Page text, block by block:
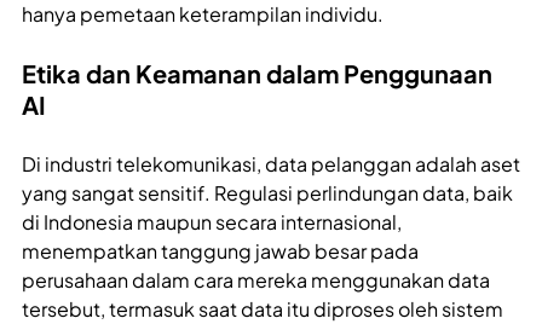
hanya pemetaan keterampilan individu.
Etika dan Keamanan dalam Penggunaan
AI
Di industri telekomunikasi, data pelanggan adalah aset
yang sangat sensitif. Regulasi perlindungan data, baik
di Indonesia maupun secara internasional,
menempatkan tanggung jawab besar pada
perusahaan dalam cara mereka menggunakan data
tersebut, termasuk saat data itu diproses oleh sistem